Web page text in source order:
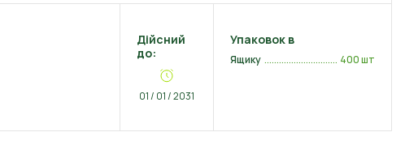
Дійсний
до:
01 / 01 / 2031
Упаковок в
Ящику 400 шт